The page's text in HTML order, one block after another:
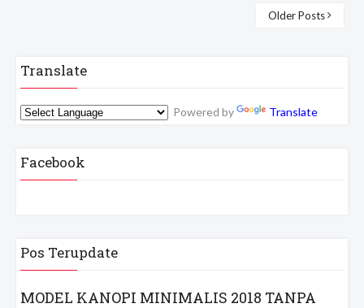
Older Posts
Translate
Powered by Translate
Facebook
Pos Terupdate
MODEL KANOPI MINIMALIS 2018 TANPA